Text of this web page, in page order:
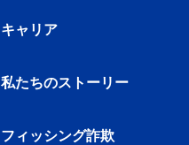
キャリア
私たちのストーリー
フィッシング詐欺